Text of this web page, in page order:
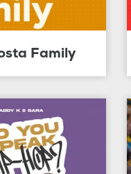
Family